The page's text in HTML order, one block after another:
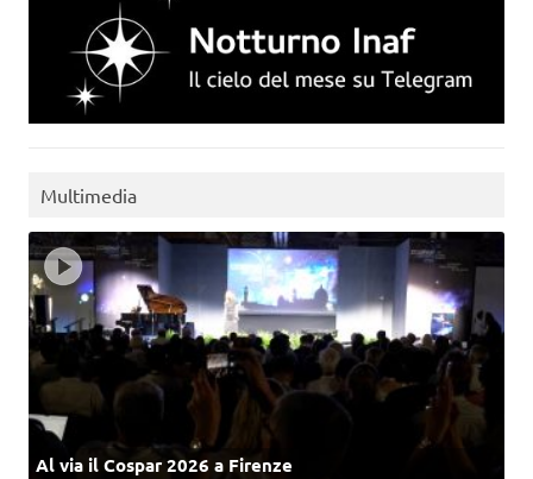
Multimedia
Al via il Cospar 2026 a Firenze